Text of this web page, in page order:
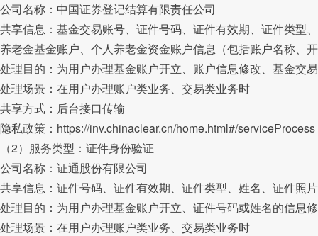
公司名称：中国证券登记结算有限责任公司
共享信息：基金交易账号、证件号码、证件有效期、证件类型
养老金基金账户、个人养老金资金账户信息（包括账户名称、
处理目的：为用户办理基金账户开立、账户信息修改、基金交
处理场景：在用户办理账户类业务、交易类业务时
共享方式：后台接口传输
隐私政策：https://inv.chinaclear.cn/home.html#/serviceProcess
（2）服务类型：证件身份验证
公司名称：证通股份有限公司
共享信息：证件号码、证件有效期、证件类型、姓名、证件照片
处理目的：为用户办理基金账户开立、证件号码或姓名的信息
处理场景：在用户办理账户类业务、交易类业务时